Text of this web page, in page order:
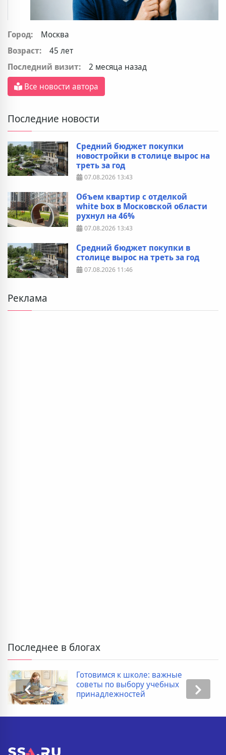
Город:
Москва
Возраст:
45 лет
Последний визит:
2 месяца назад
Все новости автора
Последние новости
Средний бюджет покупки
новостройки в столице вырос на
треть за год
07.08.2026 13:43
Объем квартир с отделкой
white box в Московской области
рухнул на 46%
07.08.2026 13:43
Средний бюджет покупки в
столице вырос на треть за год
07.08.2026 11:46
Реклама
Последнее в блогах
Дополнительные расходы
покупке новостройки:
список